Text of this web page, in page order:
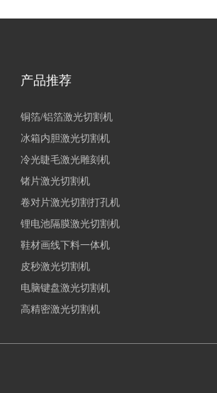
产品推荐
铜箔/铝箔激光切割机
冰箱内胆激光切割机
冷光睫毛激光雕刻机
锗片激光切割机
卷对片激光切割打孔机
锂电池隔膜激光切割机
鞋材画线下料一体机
皮秒激光切割机
电脑键盘激光切割机
高精密激光切割机